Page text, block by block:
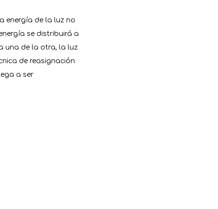
energía de la luz no
se distribuirá a
una de la otra, la luz
de reasignación
a ser